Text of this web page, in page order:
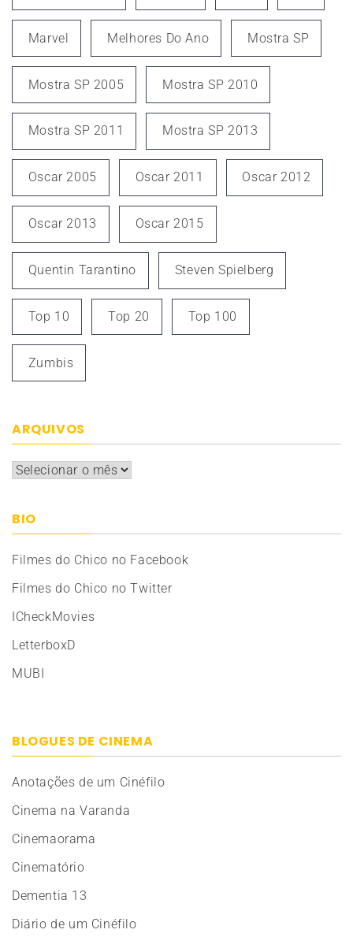
Marvel Melhores Do Ano Mostra SP
Mostra SP 2005 Mostra SP 2010
Mostra SP 2011 Mostra SP 2013
Oscar 2005 Oscar 2011 Oscar 2012
Oscar 2013 Oscar 2015
Quentin Tarantino Steven Spielberg
Top 10 Top 20 Top 100
Zumbis
ARQUIVOS
Arquivos
BIO
Filmes do Chico no Facebook
Filmes do Chico no Twitter
ICheckMovies
LetterboxD
MUBI
BLOGUES DE CINEMA
Anotações de um Cinéfilo
Cinema na Varanda
Cinemaorama
Cinematório
Dementia 13
Diário de um Cinéfilo